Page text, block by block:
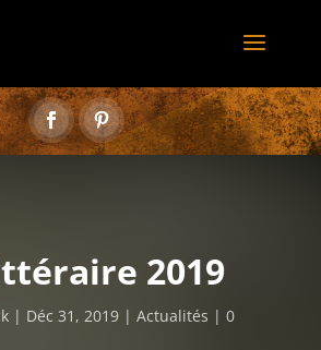
2019
Déc 31, 2019 Actualités
0